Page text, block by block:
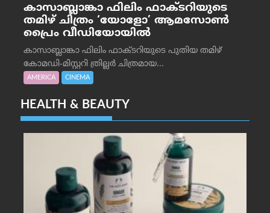
കാസാബ്ലാങ്കാ ഫിലിം ഫാക്ടറിയുടെ
തമിഴ് ചിത്രം ‘യോളോ’ ആമസോൺ
പ്രൈം വീഡിയോയിൽ
കാസാബ്ലാങ്കാ ഫിലിം ഫാക്ടറിയുടെ പുതിയ തമിഴ്
കോമഡി-മിസ്റ്ററി ത്രില്ലർ ചിത്രമായ...
AMERICA CINEMA
HEALTH & BEAUTY